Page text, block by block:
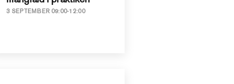
3 SEPTEMBER 09:00-12:00